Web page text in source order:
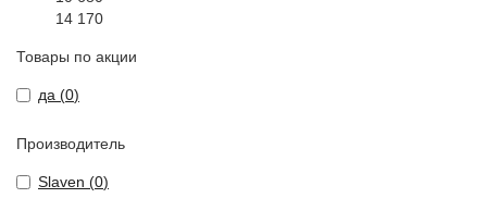
14 170
Товары по акции
да (0)
Производитель
Slaven (0)